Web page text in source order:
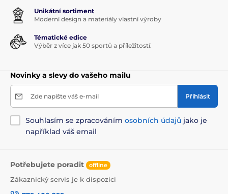
Unikátní sortiment
Moderní design a materiály vlastní výroby
Tématické edice
Výběr z více jak 50 sportů a příležitostí.
Novinky a slevy do vašeho mailu
Zde napište váš e-mail Přihlásit
Souhlasím se zpracováním osobních údajů jako je
například váš email
Potřebujete poradit offline
Zákaznický servis je k dispozici